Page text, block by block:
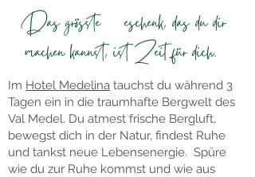
Das grösste Geschenk, das du dir
machen kannst, ist Zeit für dich.
Im Hotel Medelina tauchst du während 3
Tagen ein in die traumhafte Bergwelt des
Val Medel. Du atmest frische Bergluft,
bewegst dich in der Natur, findest Ruhe
und tankst neue Lebensenergie. Spüre
wie du zur Ruhe kommst und wie aus